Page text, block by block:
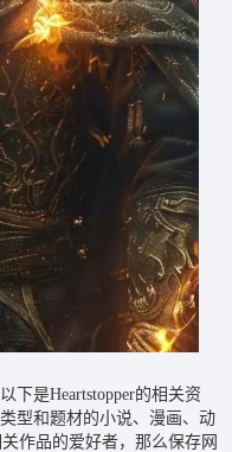
下是Heartstopper的相关资
型和题材的小说、漫画、动
作品的爱好者，那么保存网